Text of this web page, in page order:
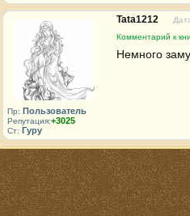
Пр: Пользователь
Репутация:+3025
Ст: Гуру
Tata1212
Комментарий к
Немного